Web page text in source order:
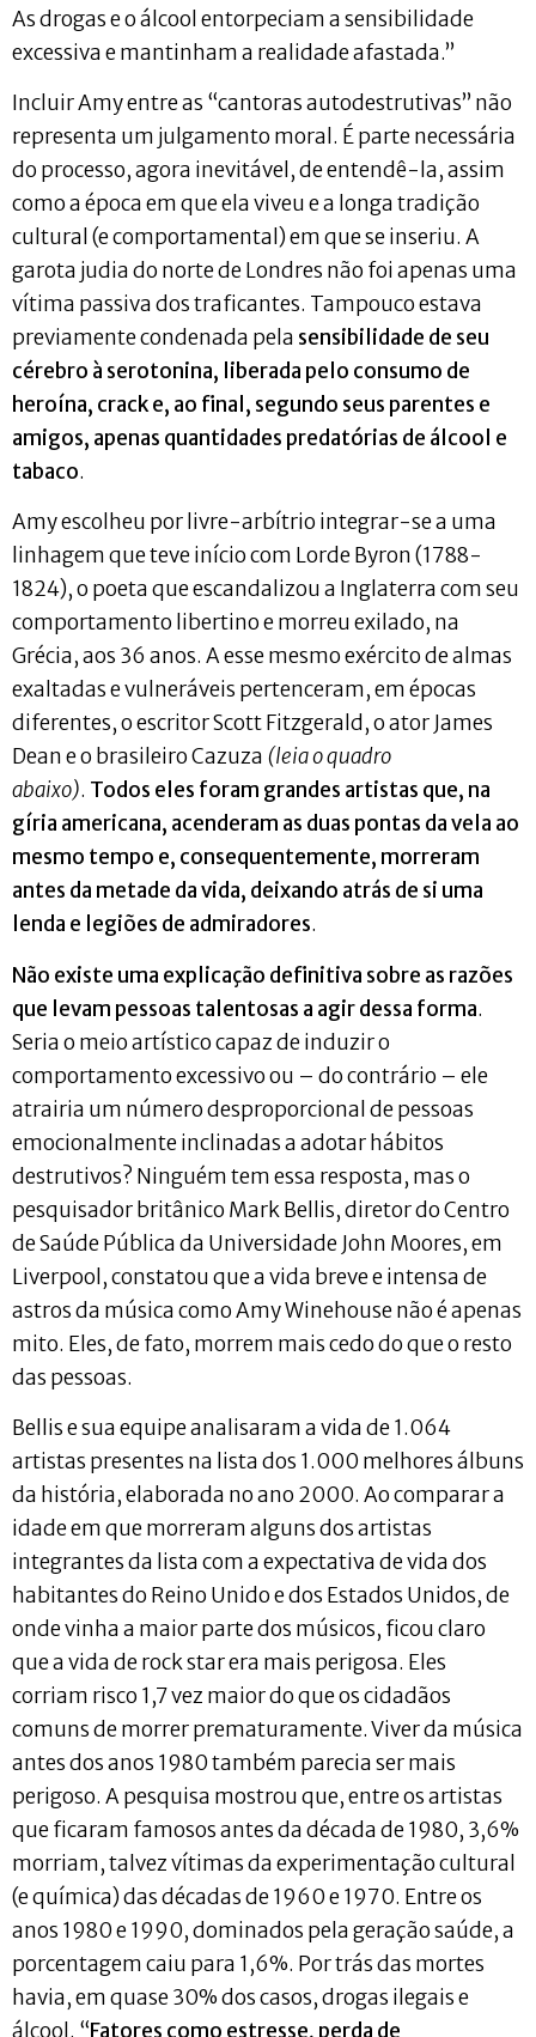
As drogas e o álcool entorpeciam a sensibilidade
excessiva e mantinham a realidade afastada.”
Incluir Amy entre as “cantoras autodestrutivas” não
representa um julgamento moral. É parte necessária
do processo, agora inevitável, de entendê-la, assim
como a época em que ela viveu e a longa tradição
cultural (e comportamental) em que se inseriu. A
garota judia do norte de Londres não foi apenas uma
vítima passiva dos traficantes. Tampouco estava
previamente condenada pela sensibilidade de seu
cérebro à serotonina, liberada pelo consumo de
heroína, crack e, ao final, segundo seus parentes e
amigos, apenas quantidades predatórias de álcool e
tabaco.
Amy escolheu por livre-arbítrio integrar-se a uma
linhagem que teve início com Lorde Byron (1788-
1824), o poeta que escandalizou a Inglaterra com seu
comportamento libertino e morreu exilado, na
Grécia, aos 36 anos. A esse mesmo exército de almas
exaltadas e vulneráveis pertenceram, em épocas
diferentes, o escritor Scott Fitzgerald, o ator James
Dean e o brasileiro Cazuza (leia o quadro
abaixo). Todos eles foram grandes artistas que, na
gíria americana, acenderam as duas pontas da vela ao
mesmo tempo e, consequentemente, morreram
antes da metade da vida, deixando atrás de si uma
lenda e legiões de admiradores.
Não existe uma explicação definitiva sobre as razões
que levam pessoas talentosas a agir dessa forma.
Seria o meio artístico capaz de induzir o
comportamento excessivo ou – do contrário – ele
atrairia um número desproporcional de pessoas
emocionalmente inclinadas a adotar hábitos
destrutivos? Ninguém tem essa resposta, mas o
pesquisador britânico Mark Bellis, diretor do Centro
de Saúde Pública da Universidade John Moores, em
Liverpool, constatou que a vida breve e intensa de
astros da música como Amy Winehouse não é apenas
mito. Eles, de fato, morrem mais cedo do que o resto
das pessoas.
Bellis e sua equipe analisaram a vida de 1.064
artistas presentes na lista dos 1.000 melhores álbuns
da história, elaborada no ano 2000. Ao comparar a
idade em que morreram alguns dos artistas
integrantes da lista com a expectativa de vida dos
habitantes do Reino Unido e dos Estados Unidos, de
onde vinha a maior parte dos músicos, ficou claro
que a vida de rock star era mais perigosa. Eles
corriam risco 1,7 vez maior do que os cidadãos
comuns de morrer prematuramente. Viver da música
antes dos anos 1980 também parecia ser mais
perigoso. A pesquisa mostrou que, entre os artistas
que ficaram famosos antes da década de 1980, 3,6%
morriam, talvez vítimas da experimentação cultural
(e química) das décadas de 1960 e 1970. Entre os
anos 1980 e 1990, dominados pela geração saúde, a
porcentagem caiu para 1,6%. Por trás das mortes
havia, em quase 30% dos casos, drogas ilegais e
álcool. “Fatores como estresse, perda de